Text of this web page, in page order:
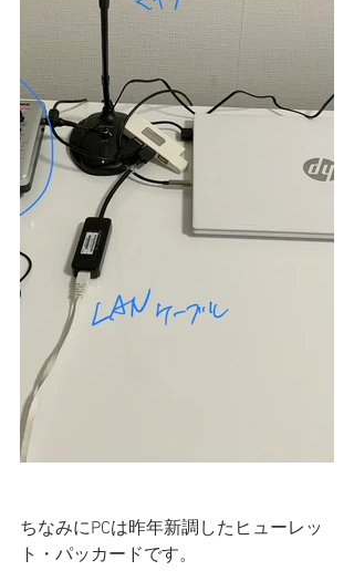
ちなみにPCは昨年新調したヒューレッ
ト・パッカードです。